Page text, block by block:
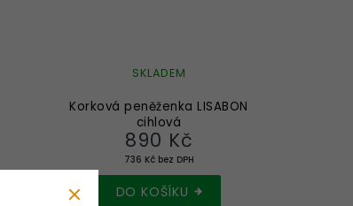
Korková peněženka LISABON
cihlová
SKLADEM
736 Kč bez DPH
890 Kč
DO KOŠÍKU